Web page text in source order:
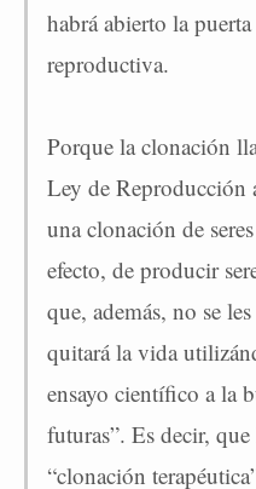
habrá abierto la
reproductiva.
Porque la clonación
Ley de Reproducción
una clonación de
efecto, de producir
que, además, no se
quitará la vida
ensayo científico a la
futuras”. Es decir,
“clonación